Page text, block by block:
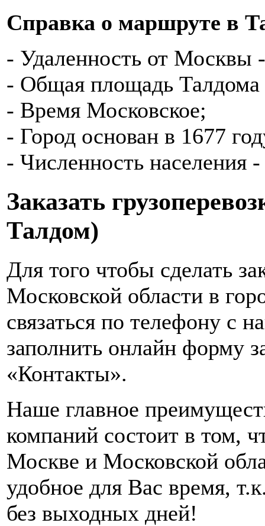
Справка о маршруте в
- Удаленность от Москвы
- Общая площадь Талдома
- Время Московское;
- Город основан в 1677
- Численность населения
Заказать
Талдом)
Для того чтобы сделать
Московской области в
связаться по телефону с
заполнить онлайн форму
«Контакты».
Наше главное
компаний состоит в том,
Москве и Московской
удобное для Вас время,
без выходных дней!